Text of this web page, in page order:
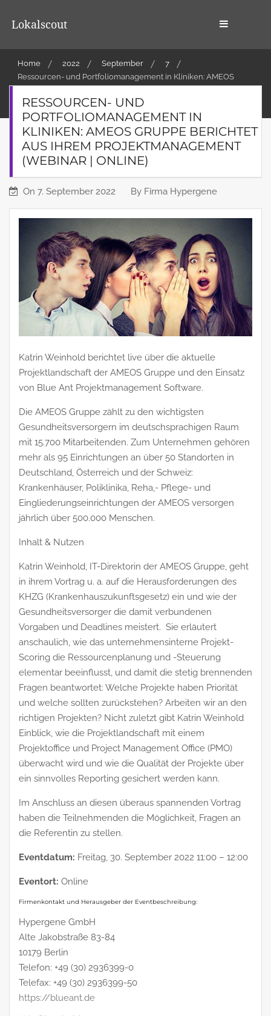
Lokalscout
Home 2022 September
7
Ressourcen- und Portfoliomanagement in Kliniken: AMEOS
Online)
RESSOURCEN- UND
PORTFOLIOMANAGEMENT IN
KLINIKEN: AMEOS GRUPPE BERICHTET
AUS IHREM PROJEKTMANAGEMENT
(WEBINAR | ONLINE)
On 7. September 2022 By Firma Hypergene
Katrin Weinhold berichtet live über die aktuelle
Projektlandschaft der AMEOS Gruppe und den Einsatz
von Blue Ant Projektmanagement Software.
Die AMEOS Gruppe zählt zu den wichtigsten
Gesundheitsversorgern im deutschsprachigen Raum
mit 15.700 Mitarbeitenden. Zum Unternehmen gehören
mehr als 95 Einrichtungen an über 50 Standorten in
Deutschland, Österreich und der Schweiz:
Krankenhäuser, Poliklinika, Reha,- Pflege- und
Eingliederungseinrichtungen der AMEOS versorgen
jährlich über 500.000 Menschen.
Inhalt & Nutzen
Katrin Weinhold, IT-Direktorin der AMEOS Gruppe, geht
in ihrem Vortrag u. a. auf die Herausforderungen des
KHZG (Krankenhauszukunftsgesetz) ein und wie der
Gesundheitsversorger die damit verbundenen
Vorgaben und Deadlines meistert. Sie erläutert
anschaulich, wie das unternehmensinterne Projekt-
Scoring die Ressourcenplanung und -Steuerung
elementar beeinflusst, und damit die stetig brennenden
Fragen beantwortet: Welche Projekte haben Priorität
und welche sollten zurückstehen? Arbeiten wir an den
richtigen Projekten? Nicht zuletzt gibt Katrin Weinhold
Einblick, wie die Projektlandschaft mit einem
Projektoffice und Project Management Office (PMO)
überwacht wird und wie die Qualität der Projekte über
ein sinnvolles Reporting gesichert werden kann.
Im Anschluss an diesen überaus spannenden Vortrag
haben die Teilnehmenden die Möglichkeit, Fragen an
die Referentin zu stellen.
Eventdatum: Freitag, 30. September 2022 11:00 – 12:00
Eventort: Online
Firmenkontakt und Herausgeber der Eventbeschreibung:
Hypergene GmbH
Alte Jakobstraße 83-84
10179 Berlin
Telefon: +49 (30) 2936399-0
Telefax: +49 (30) 2936399-50
https://blueant.de